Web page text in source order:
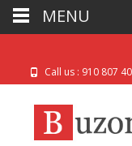
Call us : 910 807
MENU